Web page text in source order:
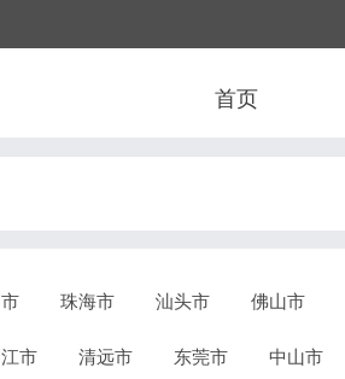
首页
珠海市 汕头市 佛山市
市 清远市 东莞市 中山市